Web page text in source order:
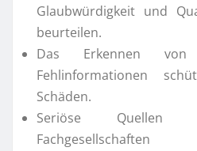
Glaubwürdigkeit und
beurteilen.
Das Erkennen von
Fehlinformationen
Schäden.
Seriöse Quellen